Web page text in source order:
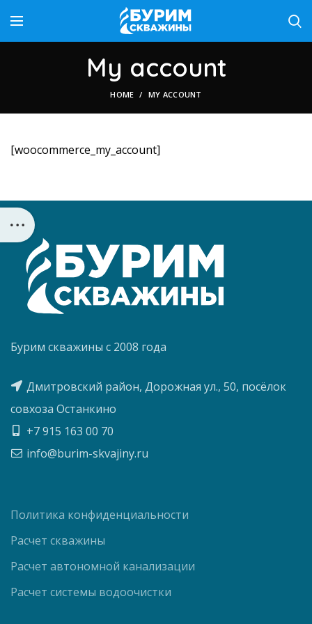
My account
HOME MY ACCOUNT
[woocommerce_my_account]
Бурим скважины с 2008 года
Дмитровский район, Дорожная ул., 50, посёлок
совхоза Останкино
+7 915 163 00 70
info@burim-skvajiny.ru
Политика конфиденциальности
Расчет скважины
Расчет автономной канализации
Расчет системы водоочистки